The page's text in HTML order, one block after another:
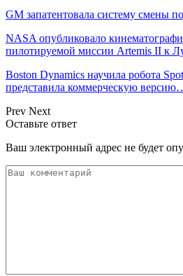
GM запатентовала систему смены
NASA опубликовало
пилотируемой миссии Artemis II к
Boston Dynamics научила робота
представила коммерческую
Prev Next
Оставьте ответ
Ваш электронный адрес не будет